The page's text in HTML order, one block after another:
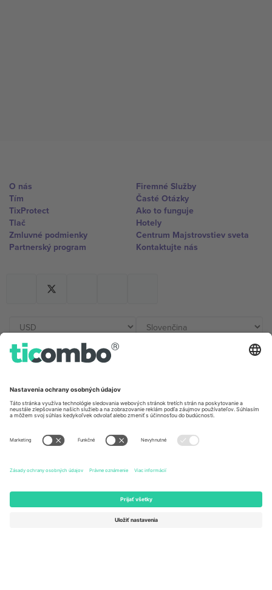
O nás
Tím
TixProtect
Tlač
Zmluvné podmienky
Partnerský program
Firemné Služby
Časté Otázky
Ako to funguje
Hotely
Centrum Majstrovstiev sveta
Kontaktujte nás
Unter den Linden 24, 10117
167 City Road, London, Greater
Kingdom
United States
Newark, Delaware 19713, United
States
Switzerland
Engelberg, Switzerland